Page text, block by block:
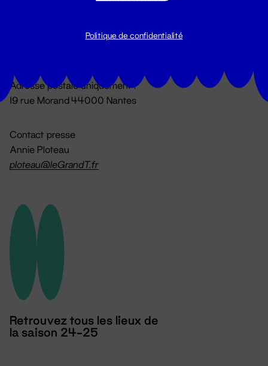
Du lundi au vendredi 14h → 18h
Adresse postale uniquement :
19 rue Morand 44000 Nantes
Contact presse
Annie Ploteau
ploteau@leGrandT.fr
Retrouvez tous les lieux de
la saison 24-25
Politique de confidentialité